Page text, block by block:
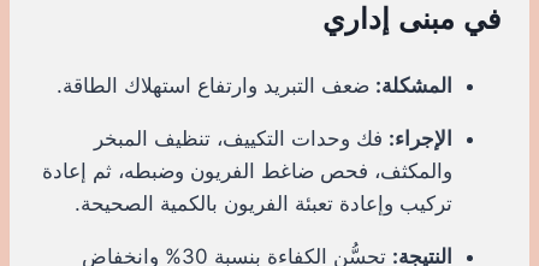
في مبنى إداري
المشكلة: ضعف التبريد وارتفاع استهلاك الطاقة.
الإجراء: فك وحدات التكييف، تنظيف المبخر
والمكثف، فحص ضاغط الفريون وضبطه، ثم إعادة
تركيب وإعادة تعبئة الفريون بالكمية الصحيحة.
النتيجة:
تحسُّن الكفاءة بنسبة 30% وانخفاض